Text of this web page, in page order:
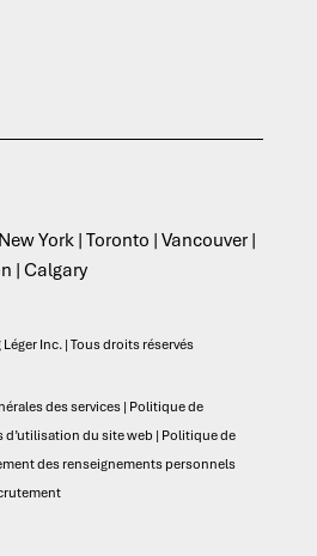
York | Toronto | Vancouver |
| Calgary
Inc. | Tous droits réservés
des services| Politique de
du site web | Politique de
des renseignements personnels